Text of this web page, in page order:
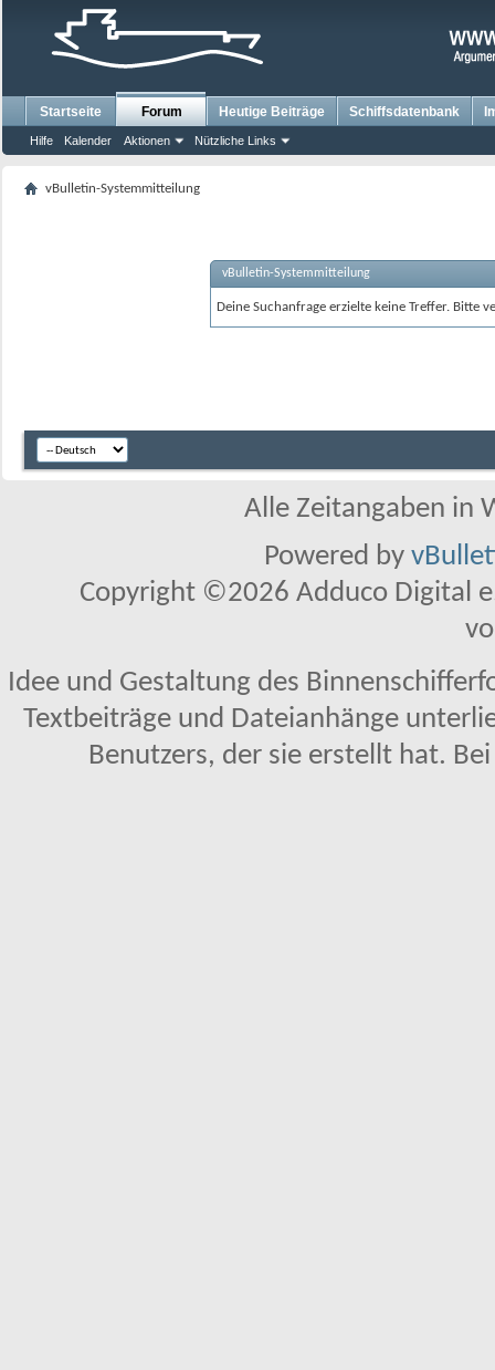
Startseite Forum
Hilfe Kalender Aktionen Nützliche Links
Heutige Beiträge Schiffsdatenbank
vBulletin-Systemmitteilung
vBulletin-Systemmitteilung
Deine Suchanfrage erzielte keine Treffer. Bitte
Alle Zeitangaben in
Powered by
Copyright ©2026 Adduco Digital
Idee und Gestaltung des
Textbeiträge und Dateianhänge
Benutzers, der sie erstellt hat.